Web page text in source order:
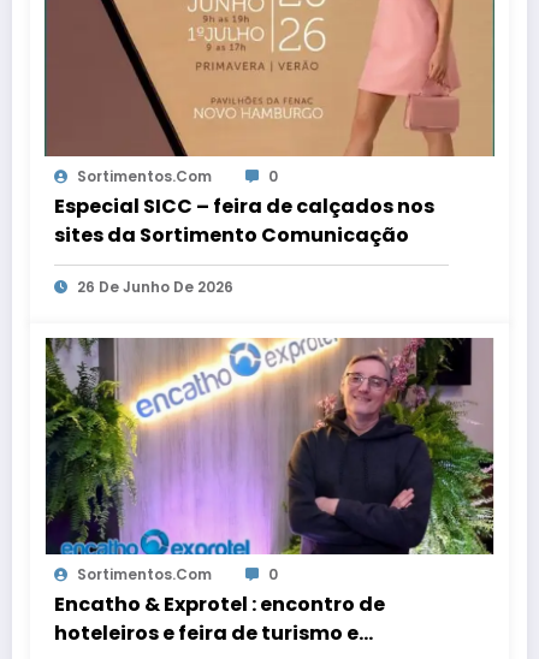
Sortimentos.com 0
Especial SICC – feira de calçados nos
sites da Sortimento Comunicação
26 De Junho De 2026
Sortimentos.com 0
Encatho & Exprotel : encontro de
hoteleiros e feira de turismo e